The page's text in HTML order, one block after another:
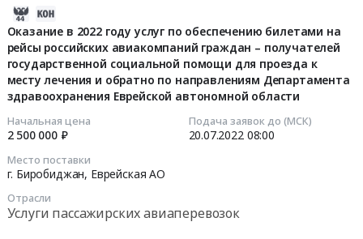
Оказание в 2022 году услуг по обеспечению билетами на
рейсы российских авиакомпаний граждан – получателей
государственной социальной помощи для проезда к
месту лечения и обратно по направлениям Департамента
здравоохранения Еврейской автономной области
Начальная цена
2 500 000 ₽
Подача заявок до (МСК)
20.07.2022 08:00
Место поставки
г. Биробиджан, Еврейская АО
Отрасли
Услуги пассажирских авиаперевозок